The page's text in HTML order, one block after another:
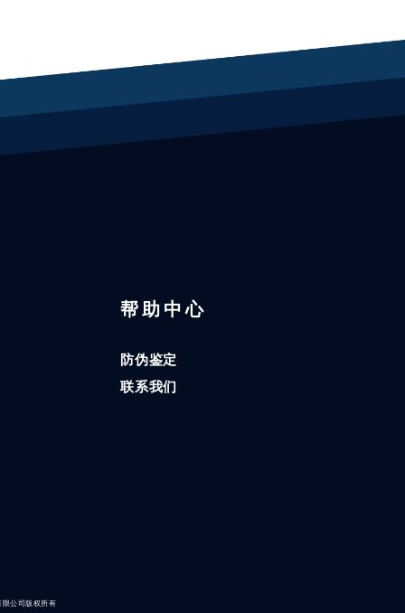
帮助中心
防伪鉴定
联系我们
限公司版权所有